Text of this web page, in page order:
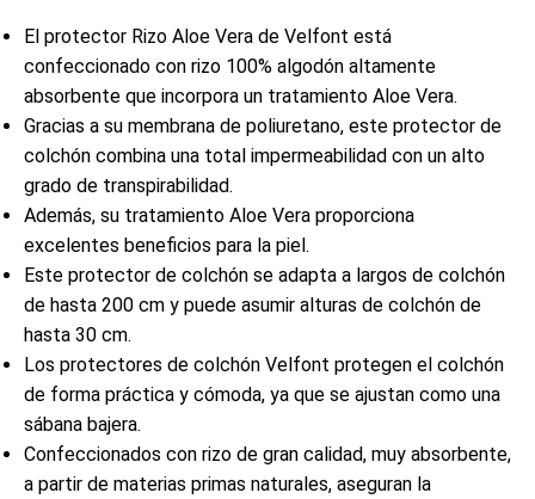
El protector Rizo Aloe Vera de Velfont está
confeccionado con rizo 100% algodón altamente
absorbente que incorpora un tratamiento Aloe Vera.
Gracias a su membrana de poliuretano, este protector de
colchón combina una total impermeabilidad con un alto
grado de transpirabilidad.
Además, su tratamiento Aloe Vera proporciona
excelentes beneficios para la piel.
Este protector de colchón se adapta a largos de colchón
de hasta 200 cm y puede asumir alturas de colchón de
hasta 30 cm.
Los protectores de colchón Velfont protegen el colchón
de forma práctica y cómoda, ya que se ajustan como una
sábana bajera.
Confeccionados con rizo de gran calidad, muy absorbente,
a partir de materias primas naturales, aseguran la